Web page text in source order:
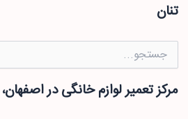
تنان
جستجو
برای:
مرکز تعمیر لوازم خانگی در